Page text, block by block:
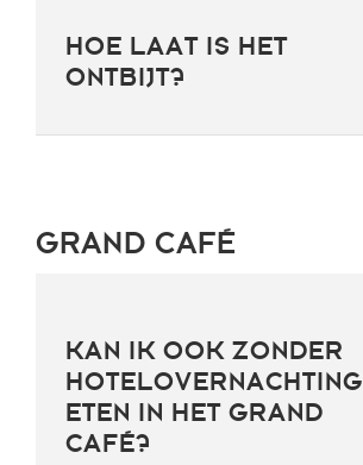
HOE LAAT IS HET
ONTBIJT?
GRAND CAFÉ
KAN IK OOK ZONDER
HOTELOVERNACHTING
ETEN IN HET GRAND
CAFÉ?